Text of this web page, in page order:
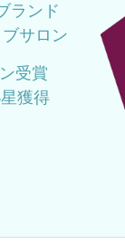
ランド
サロン
受賞
獲得